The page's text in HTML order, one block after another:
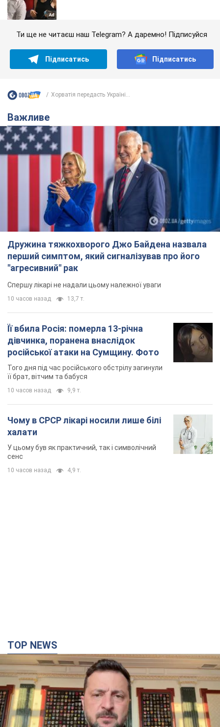
Ти ще не читаєш наш Telegram? А даремно! Підписуйся
Підписатись Підписатись
Хорватія передасть Україні...
Важливе
Дружина тяжкохворого Джо Байдена назвала
перший симптом, який сигналізував про його
"агресивний" рак
Спершу лікарі не надали цьому належної уваги
10 часов назад 13,7 т.
Її вбила Росія: померла 13-річна
дівчинка, поранена внаслідок
російської атаки на Сумщину. Фото
Того дня під час російського обстрілу загинули
її брат, вітчим та бабуся
10 часов назад 9,9 т.
Чому в СРСР лікарі носили лише білі
халати
У цьому був як практичний, так і символічний
сенс
10 часов назад 4,9 т.
TOP NEWS